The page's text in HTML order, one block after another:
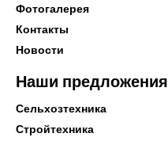
Фотогалерея
Контакты
Новости
Наши предложения
Сельхозтехника
Стройтехника